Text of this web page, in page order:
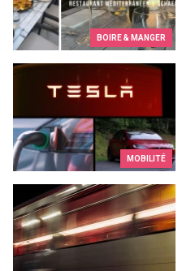
BOIRE & MANGER
MOBILITÉ
Les voitures Tesla à Bruxelles
Top 10 des oeuvres d'art